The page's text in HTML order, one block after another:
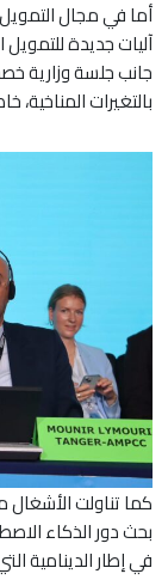
أما في مجال
آليات جديدة للتمويل
جانب جلسة وزارية
بالتغيرات
كما تناولت الأشغال
بحث دور الذكاء
في إطار الدينامية